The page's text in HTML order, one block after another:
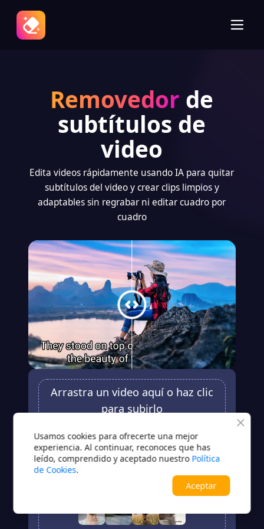
Removedor de
subtítulos de
video
Edita videos rápidamente usando IA para quitar
subtítulos del video y crear clips limpios y
adaptables sin regrabar ni editar cuadro por
cuadro
Arrastra un video aquí o haz clic
para subirlo
Subir
¿Sin video?Prueba una de estas opciones
Usamos cookies para ofrecerte una mejor
experiencia. Al continuar, reconoces que has
leído, comprendido y aceptado nuestro Política
de Cookies.
Aceptar